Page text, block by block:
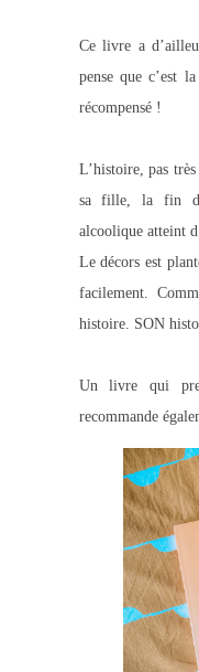
Ce livre a
pense que c’est
récompensé !
L’histoire, pas
sa fille, la fin
alcoolique atteint
Le décors est
facilement.
histoire. SON
Un livre qui
recommande